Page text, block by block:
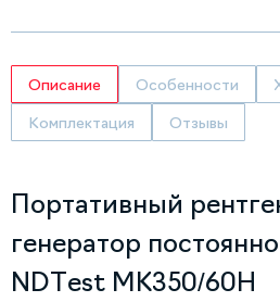
Описание Особенности
Комплектация Отзывы
Портативный
генератор
NDTest МК350/60Н